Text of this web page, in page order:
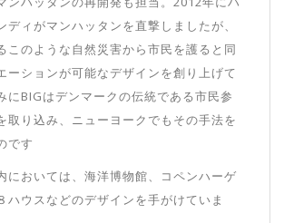
ディがマンハッタンを直撃しましたが、
このような自然災害から市民を護ると同
ーションが可能なデザインを創り上げて
にBIGはデンマークの伝統である市民参
取り込み、ニューヨークでもその手法を
です
においては、海洋博物館、コペンハーゲ
ハウスなどのデザインを手がけていま